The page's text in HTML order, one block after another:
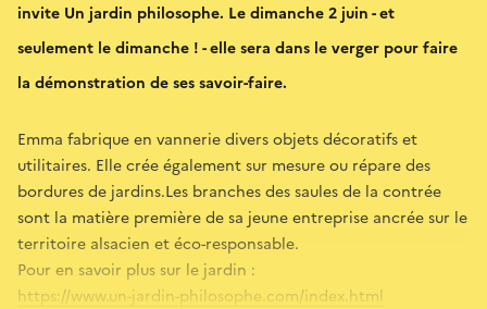
invite Un jardin philosophe. Le dimanche 2 juin - et
seulement le dimanche ! - elle sera dans le verger pour faire
la démonstration de ses savoir-faire.
Emma fabrique en vannerie divers objets décoratifs et
utilitaires. Elle crée également sur mesure ou répare des
bordures de jardins.Les branches des saules de la contrée
sont la matière première de sa jeune entreprise ancrée sur le
territoire alsacien et éco-responsable.
Pour en savoir plus sur le jardin :
https://www.un-jardin-philosophe.com/index.html